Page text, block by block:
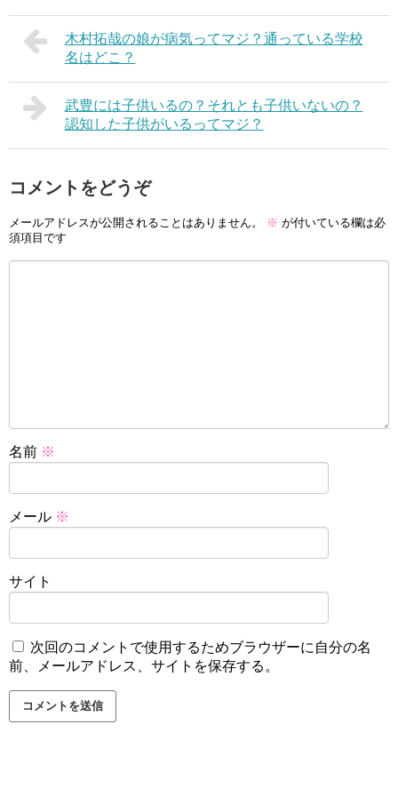
木村拓哉の娘が病気ってマジ？通っている学校
名はどこ？
武豊には子供いるの？それとも子供いないの？
認知した子供がいるってマジ？
コメントをどうぞ
メールアドレスが公開されることはありません。 ※ が付いている欄は必
須項目です
名前 ※
メール ※
サイト
次回のコメントで使用するためブラウザーに自分の名
前、メールアドレス、サイトを保存する。